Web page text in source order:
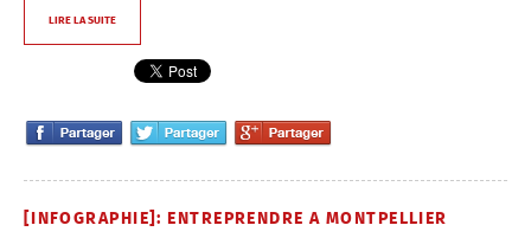
LIRE LA SUITE
[INFOGRAPHIE]: ENTREPRENDRE A MONTPELLIER